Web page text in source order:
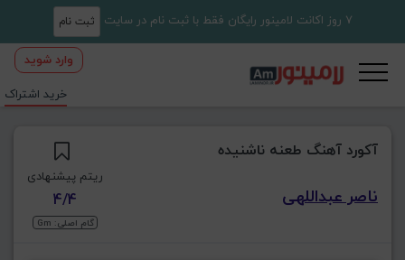
7 روز اکانت لامینور رایگان فقط با ثبت نام در سایت ثبت نام
وارد شوید
خرید اشتراک
آکورد آهنگ طعنه ناشنیده
ناصر عبداللهی
ریتم پیشنهادی
4/4
گام اصلی: Gm